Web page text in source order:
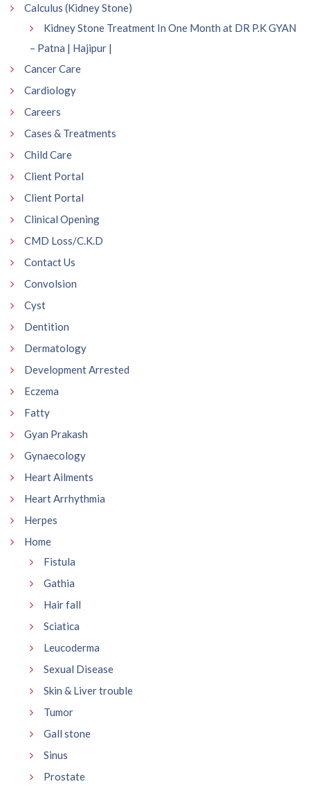
Calculus (Kidney Stone)
Kidney Stone Treatment In One Month at DR P.K GYAN
– Patna | Hajipur |
Cancer Care
Cardiology
Careers
Cases & Treatments
Child Care
Client Portal
Client Portal
Clinical Opening
CMD Loss/C.K.D
Contact Us
Convolsion
Cyst
Dentition
Dermatology
Development Arrested
Eczema
Fatty
Gyan Prakash
Gynaecology
Heart Ailments
Heart Arrhythmia
Herpes
Home
Fistula
Gathia
Hair fall
Sciatica
Leucoderma
Sexual Disease
Skin & Liver trouble
Tumor
Gall stone
Sinus
Prostate